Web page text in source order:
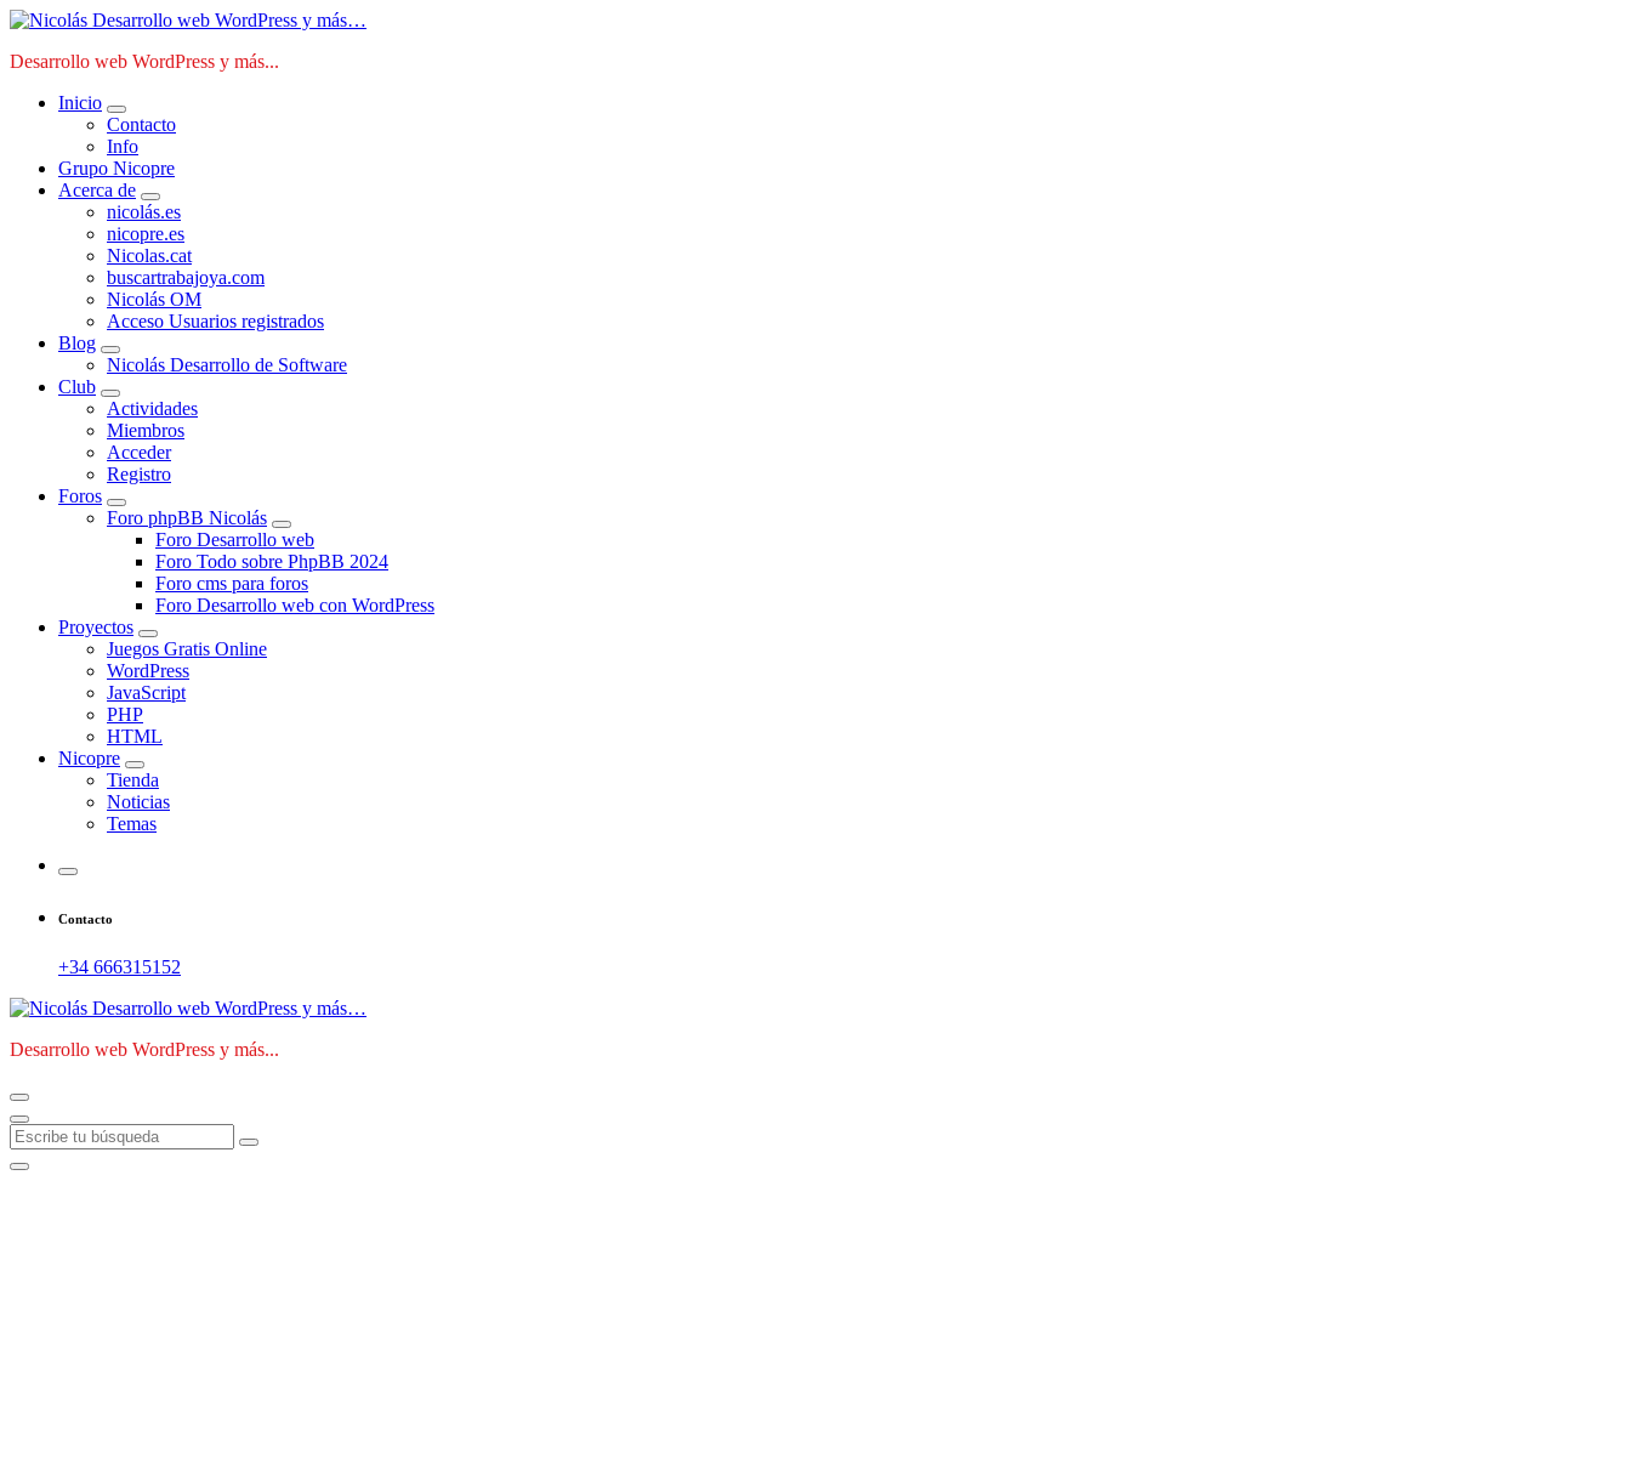
Saltar
contenido
Desarrollo web WordPress y más...
Inicio
Contacto
Info
Grupo Nicopre
Acerca de
nicolás.es
nicopre.es
Nicolas.cat
buscartrabajoya.com
Nicolás OM
Acceso Usuarios registrados
Blog
Nicolás Desarrollo de Software
Club
Actividades
Miembros
Acceder
Registro
Foros
Foro phpBB Nicolás
Foro Desarrollo web
Foro Todo sobre PhpBB 2024
Foro cms para foros
Foro Desarrollo web con WordPress
Proyectos
Juegos Gratis Online
WordPress
JavaScript
PHP
HTML
Nicopre
Tienda
Noticias
Temas
Contacto
+34 666315152
Desarrollo web WordPress y más...